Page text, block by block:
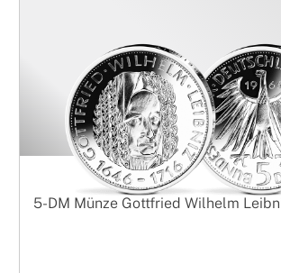
5-DM Münze Gottfried Wilhelm